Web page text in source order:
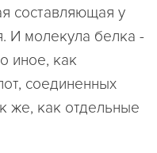
составляющая у
И молекула белка -
иное, как
соединенных
же, как отдельные